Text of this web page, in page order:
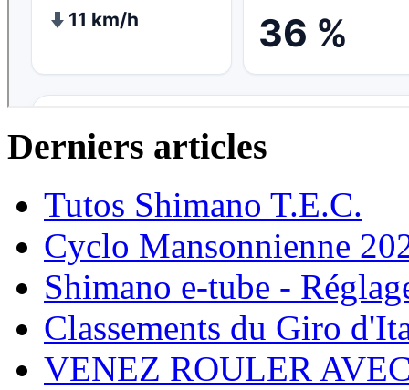
Derniers articles
Tutos Shimano T.E.C.
Cyclo Mansonnienne
Shimano e-tube -
Classements du Giro
VENEZ ROULER